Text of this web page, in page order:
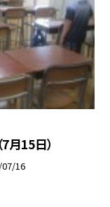
15日）
16